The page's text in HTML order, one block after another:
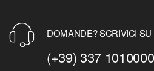
DOMANDE? SCRIVICI
(+39) 337 1010000